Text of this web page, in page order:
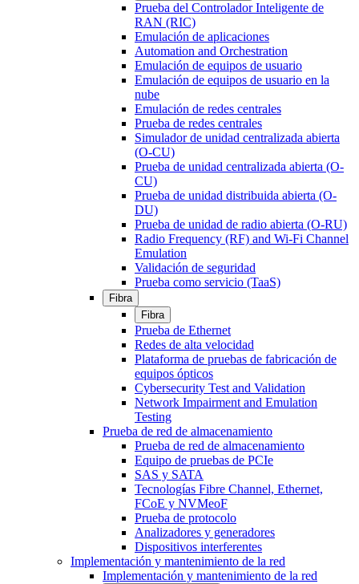
Prueba del Controlador Inteligente de
RAN (RIC)
Emulación de aplicaciones
Automation and Orchestration
Emulación de equipos de usuario
Emulación de equipos de usuario en la
nube
Emulación de redes centrales
Prueba de redes centrales
Simulador de unidad centralizada abierta
(O-CU)
Prueba de unidad centralizada abierta (O-
CU)
Prueba de unidad distribuida abierta (O-
DU)
Prueba de unidad de radio abierta (O-RU)
Radio Frequency (RF) and Wi-Fi Channel
Emulation
Validación de seguridad
Prueba como servicio (TaaS)
Fibra
Fibra
Prueba de Ethernet
Redes de alta velocidad
Plataforma de pruebas de fabricación de
equipos ópticos
Cybersecurity Test and Validation
Network Impairment and Emulation
Testing
Prueba de red de almacenamiento
Prueba de red de almacenamiento
Equipo de pruebas de PCIe
SAS y SATA
Tecnologías Fibre Channel, Ethernet,
FCoE y NVMeoF
Prueba de protocolo
Analizadores y generadores
Dispositivos interferentes
Implementación y mantenimiento de la red
Implementación y mantenimiento de la red